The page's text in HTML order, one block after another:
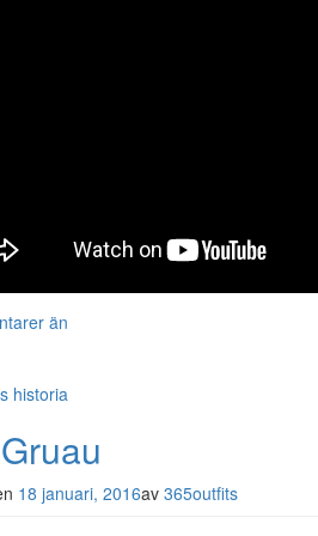
än
historia
18 januari, 2016av 365outfits